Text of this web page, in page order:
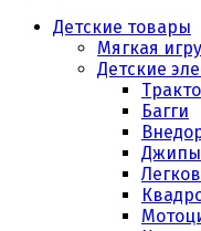
Детские товары
Мягкая
Детские
Багги
Джипы